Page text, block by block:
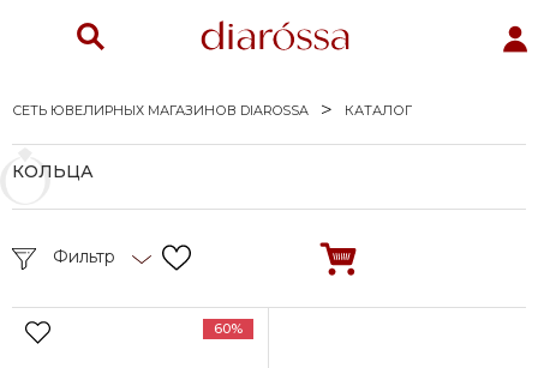
СЕТЬ ЮВЕЛИРНЫХ МАГАЗИНОВ DIAROSSA КАТАЛОГ
КОЛЬЦА
Фильтр
60%